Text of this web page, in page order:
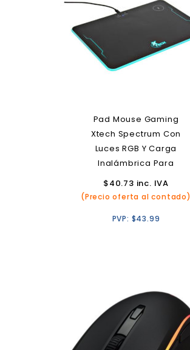
Pad Mouse Gaming
Xtech Spectrum Con
Luces RGB Y Carga
Inalámbrica Para
$40.73 inc. IVA
(Precio oferta al contado)
PVP: $43.99